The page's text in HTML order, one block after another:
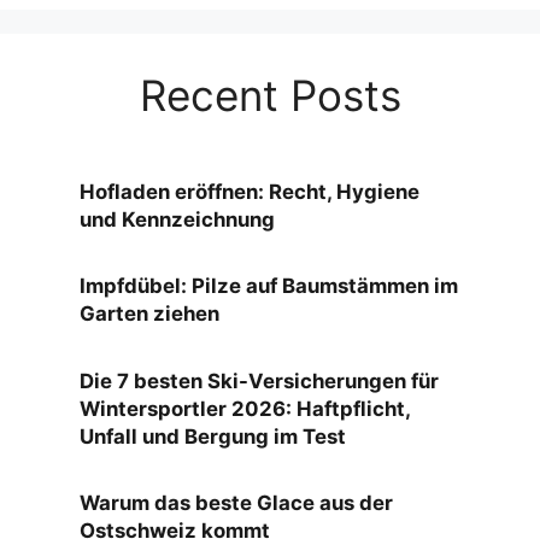
Recent Posts
Hofladen eröffnen: Recht, Hygiene
und Kennzeichnung
Impfdübel: Pilze auf Baumstämmen im
Garten ziehen
Die 7 besten Ski-Versicherungen für
Wintersportler 2026: Haftpflicht,
Unfall und Bergung im Test
Warum das beste Glace aus der
Ostschweiz kommt